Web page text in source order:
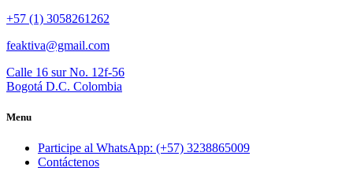
+57 (1) 3058261262
feaktiva@gmail.com
Calle 16 sur No. 12f-56
Bogotá D.C. Colombia
Menu
Participe al WhatsApp: (+57) 3238865009
Contáctenos